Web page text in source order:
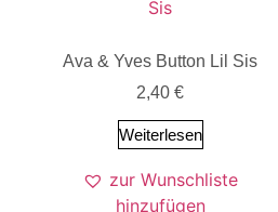
Ava & Yves Button Lil Sis
2,40€
Weiterlesen
zur Wunschliste
hinzufügen